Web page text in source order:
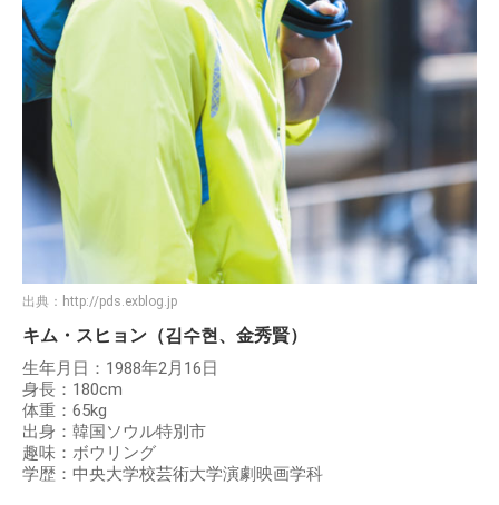
出典： http://pds.exblog.jp
キム・スヒョン（김수현、金秀賢）
生年月日：1988年2月16日
身長：180cm
体重：65kg
出身：韓国ソウル特別市
趣味：ボウリング
学歴：中央大学校芸術大学演劇映画学科